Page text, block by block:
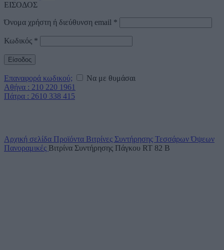
ΕΙΣΟΔΟΣ
Όνομα χρήστη ή διεύθυνση email *
Κωδικός *
Είσοδος
Επαναφορά κωδικού;
Να με θυμάσαι
Αθήνα : 210 220 1961
Πάτρα : 2610 338 415
Αρχική σελίδα Προϊόντα Βιτρίνες Συντήρησης Τεσσάρων Όψεων
Πανοραμικές Βιτρίνα Συντήρησης Πάγκου RT 82 B